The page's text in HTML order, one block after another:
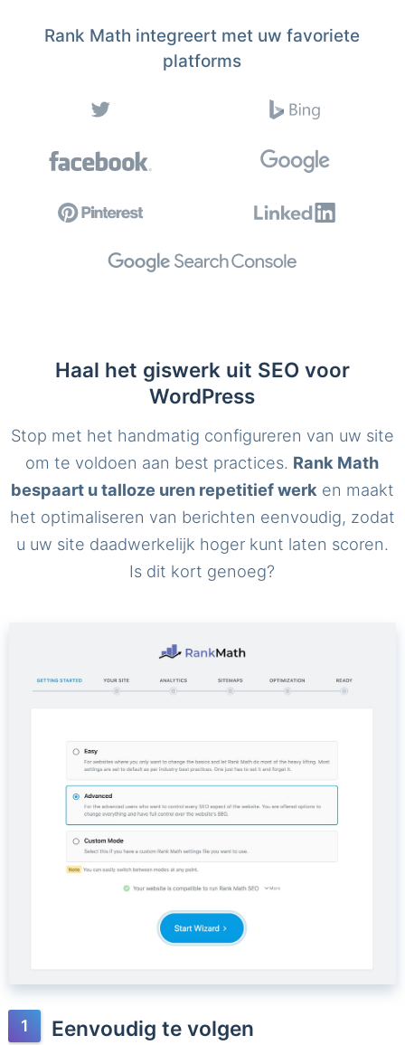
Rank Math integreert met uw favoriete
platforms
Haal het giswerk uit SEO voor
WordPress
Stop met het handmatig configureren van uw site
om te voldoen aan best practices. Rank Math
bespaart u talloze uren repetitief werk en maakt
het optimaliseren van berichten eenvoudig, zodat
u uw site daadwerkelijk hoger kunt laten scoren.
Is dit kort genoeg?
Eenvoudig te volgen